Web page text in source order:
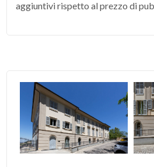
aggiuntivi rispetto al prezzo di
Qualsiasi
1
2